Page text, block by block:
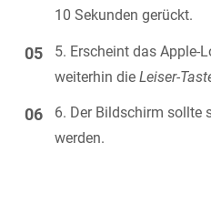
10 Sekunden gerückt.
Erscheint das Apple-
weiterhin dieLeiser-
Der Bildschirm sollte
werden.